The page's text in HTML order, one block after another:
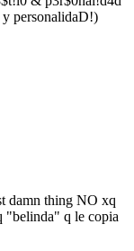
personalidaD!)
damn thing NO xq
"belinda" q le copia